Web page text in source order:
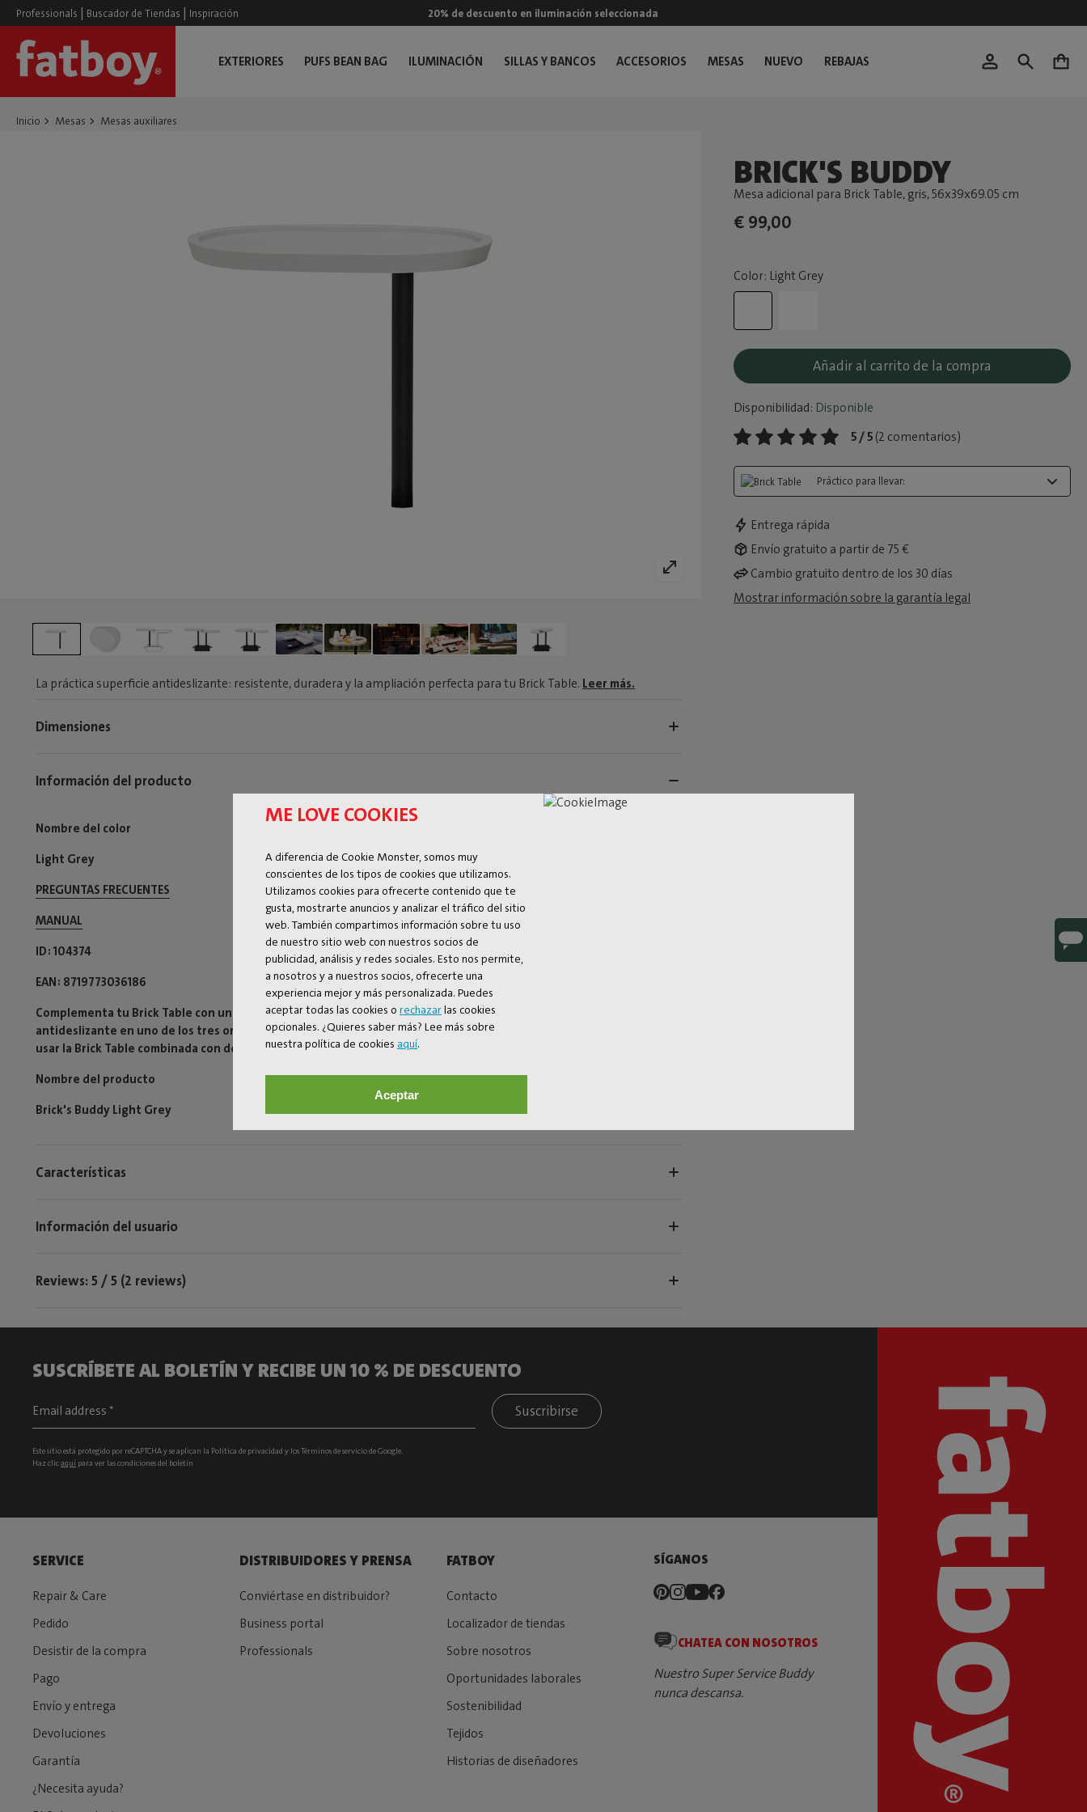
ME LOVE COOKIES
A diferencia de Cookie Monster, somos muy
conscientes de los tipos de cookies que utilizamos.
Utilizamos cookies para ofrecerte contenido que te
gusta, mostrarte anuncios y analizar el tráfico del sitio
web. También compartimos información sobre tu uso
de nuestro sitio web con nuestros socios de
publicidad, análisis y redes sociales. Esto nos permite,
a nosotros y a nuestros socios, ofrecerte una
experiencia mejor y más personalizada. Puedes
aceptar todas las cookies o rechazarlas cookies
opcionales. ¿Quieres saber más? Lee más sobre
nuestra política de cookies aquí.
Aceptar
Professionals | Buscador de Tiendas | Inspiración 20% de descuento en iluminación seleccionada
EXTERIORES PUFS BEAN BAG ILUMINACIÓN SILLAS Y BANCOS ACCESORIOS MESAS NUEVO REBAJAS 0
Inicio Mesas Mesas auxiliares
BRICK'S BUDDY
Mesa adicional para Brick Table, gris, 56x39x69.05 cm
€ 99,00
Color: Light Grey
Añadir al carrito de la compra
Disponibilidad: Disponible
5 / 5 (2 comentarios)
Práctico para llevar:
Entrega rápida
Envío gratuito a partir de 75 €
Cambio gratuito dentro de los 30 días
Mostrar información sobre la garantía legal
La práctica superficie antideslizante: resistente, duradera y la ampliación perfecta para tu Brick Table. Leer más.
Dimensiones
Información del producto
Nombre del color
Light Grey
PREGUNTAS FRECUENTES
MANUAL
ID 104374
EAN 8719773036186
Complementa tu Brick Table con un segundo tablero: el Brick’s Buddy. Sencillamente introduce el tablero
antideslizante en uno de los tres orificios. Brick's Buddy es un amigo más de la Brick Table. Este amigo te permite
usar la Brick Table combinada con dos superficies.
Nombre del producto
Brick's Buddy Light Grey
Características
Información del usuario
Reviews: 5 / 5 (2 reviews)
SUSCRÍBETE AL BOLETÍN Y RECIBE UN 10 % DE DESCUENTO
Suscribirse
Este sitio está protegido por reCAPTCHA y se aplican la Política de privacidad y losTérminos de serviciode Google.
Haz clicaquí para ver las condiciones del boletín
SERVICE
Repair & Care
Pedido
Desistir de la compra
Pago
Envío y entrega
Devoluciones
Garantía
¿Necesita ayuda?
DISTRIBUIDORES Y PRENSA
Conviértase en distribuidor?
Business portal
Professionals
FATBOY
Contacto
Localizador de tiendas
Sobre nosotros
Oportunidades laborales
Sostenibilidad
Tejidos
Historias de diseñadores
SÍGANOS
CHATEA CON NOSOTROS
Nuestro Super Service Buddy
nunca descansa.